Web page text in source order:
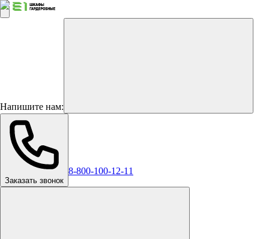
Напишите нам:
Заказать звонок
8-800-100-12-11